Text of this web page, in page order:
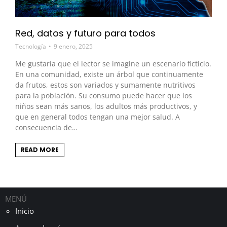
Red, datos y futuro para todos
Tecnología 9 enero, 2025
Me gustaría que el lector se imagine un escenario ficticio.
En una comunidad, existe un árbol que continuamente
da frutos, estos son variados y sumamente nutritivos
para la población. Su consumo puede hacer que los
niños sean más sanos, los adultos más productivos, y
que en general todos tengan una mejor salud. A
consecuencia de…
READ MORE
MENÚ
Inicio